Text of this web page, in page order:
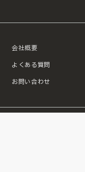
会社概要
よくある質問
お問い合わせ